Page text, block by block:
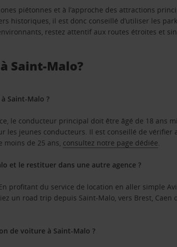
piétonnes et à l’approche des attractions
historiques, il est donc conseillé d’utiliser les
restez attentif aux routes étroites et
Saint-Malo?
Saint-Malo ?
le conducteur principal doit être âgé de 18 ans
les jeunes conducteurs. Il est conseillé de
de 25 ans, consultez notre page dédiée
et le restituer dans une autre agence ?
profitant du service de location en aller simple
un road trip depuis Saint-Malo, vers Brest, Caen
de voiture à Saint-Malo ?